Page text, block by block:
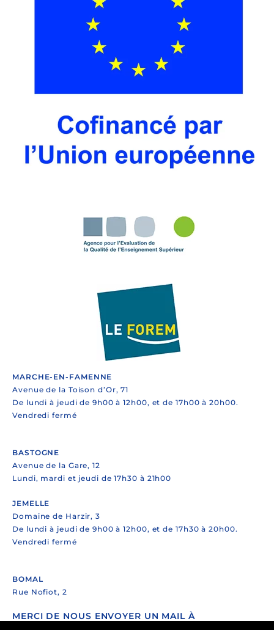
MARCHE-EN-FAMENNE
Avenue de la Toison d’Or, 71
De lundi à jeudi de 9h00 à 12h00, et de 17h00 à 20h00.
Vendredi fermé
BASTOGNE
Avenue de la Gare, 12
Lundi, mardi et jeudi de 17h30 à 21h00
JEMELLE
Domaine de Harzir, 3
De lundi à jeudi de 9h00 à 12h00, et de 17h30 à 20h00.
Vendredi fermé
BOMAL
Rue Nofiot, 2
MERCI DE NOUS ENVOYER UN MAIL À